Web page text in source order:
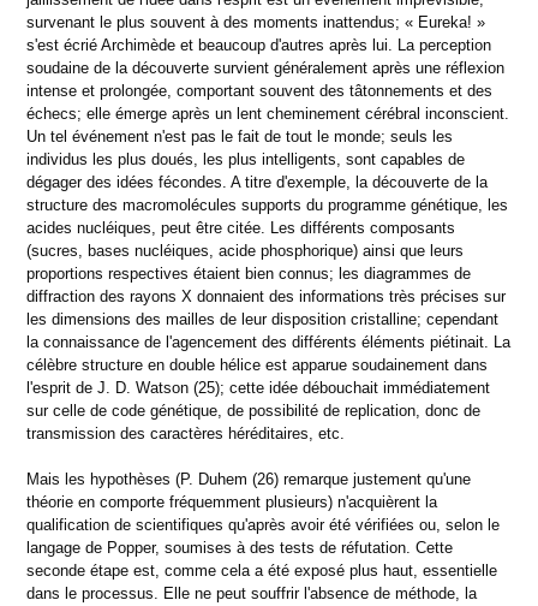
survenant le plus souvent à des moments inattendus; « Eureka! »
s'est écrié Archimède et beaucoup d'autres après lui. La perception
soudaine de la découverte survient généralement après une réflexion
intense et prolongée, comportant souvent des tâtonnements et des
échecs; elle émerge après un lent cheminement cérébral inconscient.
Un tel événement n'est pas le fait de tout le monde; seuls les
individus les plus doués, les plus intelligents, sont capables de
dégager des idées fécondes. A titre d'exemple, la découverte de la
structure des macromolécules supports du programme génétique, les
acides nucléiques, peut être citée. Les différents composants
(sucres, bases nucléiques, acide phosphorique) ainsi que leurs
proportions respectives étaient bien connus; les diagrammes de
diffraction des rayons X donnaient des informations très précises sur
les dimensions des mailles de leur disposition cristalline; cependant
la connaissance de l'agencement des différents éléments piétinait. La
célèbre structure en double hélice est apparue soudainement dans
l'esprit de J. D. Watson (25); cette idée débouchait immédiatement
sur celle de code génétique, de possibilité de replication, donc de
transmission des caractères héréditaires, etc.
Mais les hypothèses (P. Duhem (26) remarque justement qu'une
théorie en comporte fréquemment plusieurs) n'acquièrent la
qualification de scientifiques qu'après avoir été vérifiées ou, selon le
langage de Popper, soumises à des tests de réfutation. Cette
seconde étape est, comme cela a été exposé plus haut, essentielle
dans le processus. Elle ne peut souffrir l'absence de méthode, la